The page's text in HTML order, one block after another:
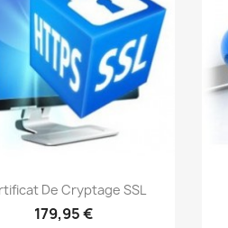
Aperçu rapide
De Cryptage SSL
179,95 €